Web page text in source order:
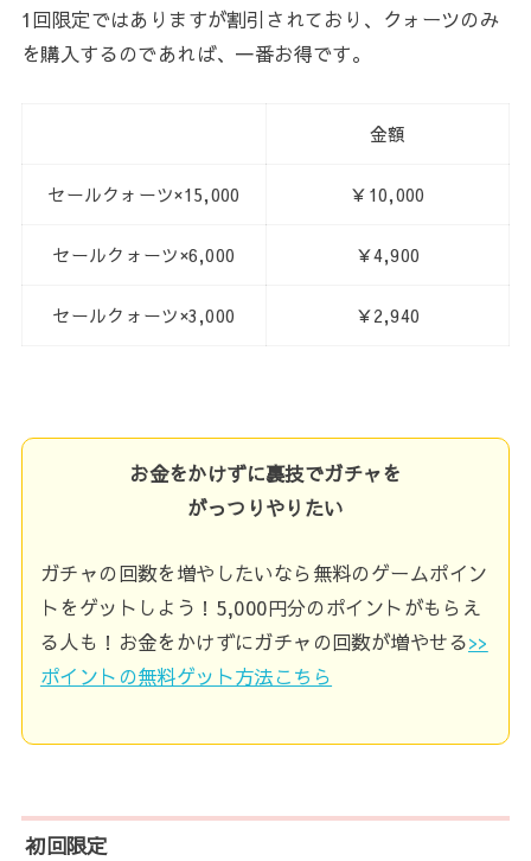
1回限定ではありますが割引されており、クォーツのみ
を購入するのであれば、一番お得です。
金額
セールクォーツ×15,000 ￥10,000
セールクォーツ×6,000 ￥4,900
セールクォーツ×3,000 ￥2,940
お金をかけずに裏技でガチャを
がっつりやりたい
ガチャの回数を増やしたいなら無料のゲームポイン
トをゲットしよう！5,000円分のポイントがもらえ
る人も！お金をかけずにガチャの回数が増やせる>>
ポイントの無料ゲット方法こちら
初回限定